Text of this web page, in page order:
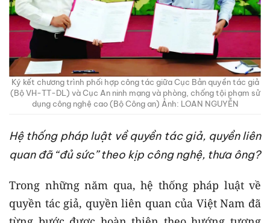
Ký kết chương trình phối hợp công tác giữa Cục Bản quyền tác giả
(Bộ VH-TT-DL) và Cục An ninh mạng và phòng, chống tội phạm sử
dụng công nghệ cao (Bộ Công an) Ảnh: LOAN NGUYỄN
Hệ thống pháp luật về quyền tác giả, quyền liên
quan đã “đủ sức” theo kịp công nghệ, thưa ông?
Trong những năm qua, hệ thống pháp luật về
quyền tác giả, quyền liên quan của Việt Nam đã